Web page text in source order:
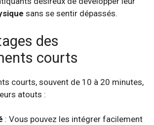
sans se sentir dépassés.
des
courts
courts, souvent de 10 à 20 minutes,
atouts :
: Vous pouvez les intégrer facilement